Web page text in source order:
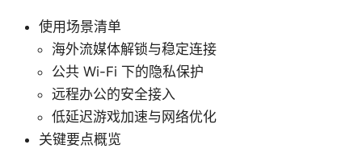
使用场景清单
海外流媒体解锁与稳定连接
公共 Wi-Fi 下的隐私保护
远程办公的安全接入
低延迟游戏加速与网络优化
关键要点概览